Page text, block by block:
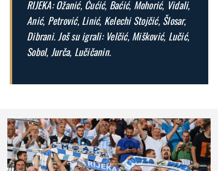
RIJEKA: Ožanić, Ćućić, Baćić, Mohorić, Vidali,
Anić, Petrović, Linić, Kelechi Stojčić, Šlosar,
Dibrani. Još su igrali: Velčić, Mišković, Lučić,
Sobol, Jurča, Lučičanin.